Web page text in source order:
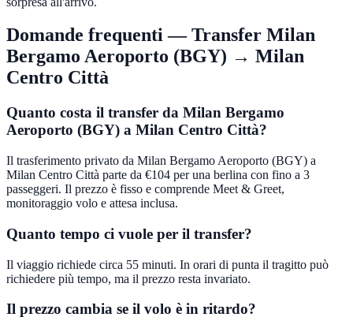
Domande frequenti — Transfer Milan
Bergamo Aeroporto (BGY) → Milan
Centro Città
Quanto costa il transfer da Milan Bergamo
Aeroporto (BGY) a Milan Centro Città?
Il trasferimento privato da Milan Bergamo Aeroporto (BGY) a
Milan Centro Città parte da €104 per una berlina con fino a 3
passeggeri. Il prezzo è fisso e comprende Meet & Greet,
monitoraggio volo e attesa inclusa.
Quanto tempo ci vuole per il transfer?
Il viaggio richiede circa 55 minuti. In orari di punta il tragitto può
richiedere più tempo, ma il prezzo resta invariato.
Il prezzo cambia se il volo è in ritardo?